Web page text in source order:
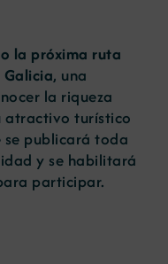
la próxima ruta
, una
la riqueza
atractivo turístico
publicará toda
y se habilitará
participar.